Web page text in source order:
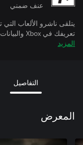
عنف ضمني
يتلقى ناشرو الألعاب
تعريفك في Xbox والبيانات المقترنة بينما تمارس الألعاب.
المزيد
التفاصيل
المعرض